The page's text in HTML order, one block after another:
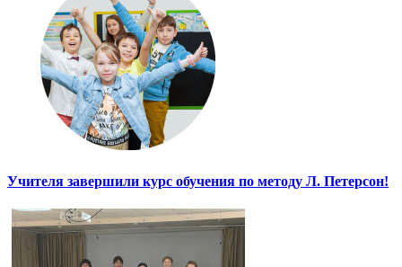
Учителя завершили курс обучения по методу Л. Петерсон!